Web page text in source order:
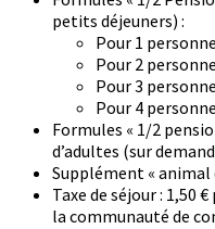
petits déjeuners) :
Pour 1
Pour 2
Pour 3
Pour 4
Formules « 1/2
d’adultes (sur
Supplément « animal
Taxe de séjour : 1,50
la communauté de